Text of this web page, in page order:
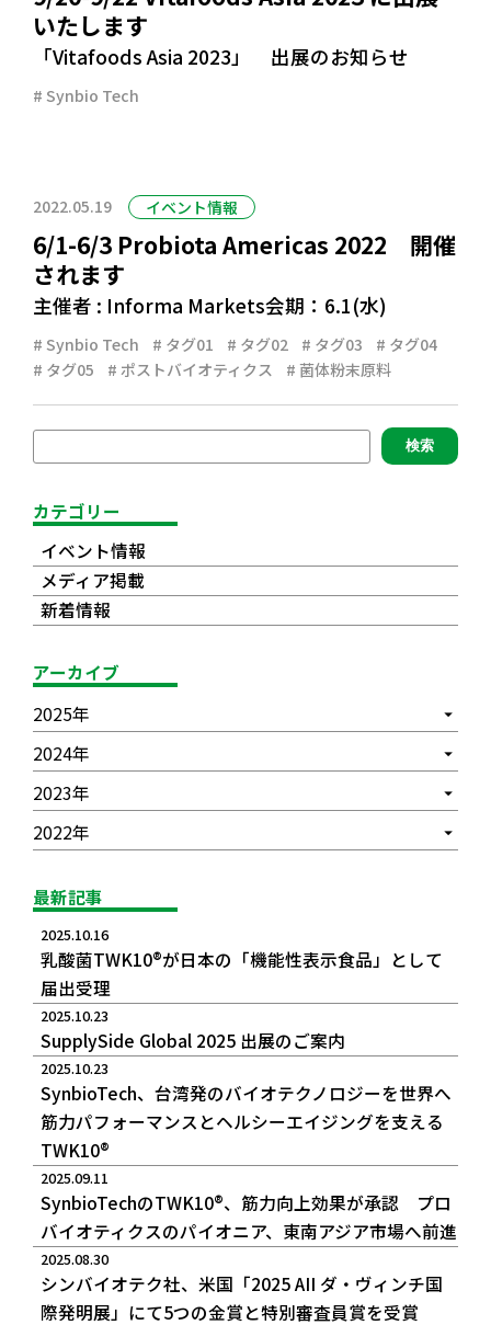
いたします
「Vitafoods Asia 2023」 出展のお知らせ
Synbio Tech
2022.05.19 イベント情報
6/1-6/3 Probiota Americas 2022 開催
されます
主催者 : Informa Markets会期：6.1(水)
Synbio Tech タグ01 タグ02 タグ03
タグ04
タグ05
ポストバイオティクス 菌体粉末原料
検索
カテゴリー
イベント情報
メディア掲載
新着情報
アーカイブ
2025年
2024年
2023年
2022年
最新記事
2025.10.16
乳酸菌TWK10®が日本の「機能性表示食品」として
届出受理
2025.10.23
SupplySide Global 2025 出展のご案内
2025.10.23
SynbioTech、台湾発のバイオテクノロジーを世界へ――
筋力パフォーマンスとヘルシーエイジングを支える
TWK10®
2025.09.11
SynbioTechのTWK10®、筋力向上効果が承認 プロ
バイオティクスのパイオニア、東南アジア市場へ前進
2025.08.30
シンバイオテク社、米国「2025 AII ダ・ヴィンチ国
際発明展」にて5つの金賞と特別審査員賞を受賞